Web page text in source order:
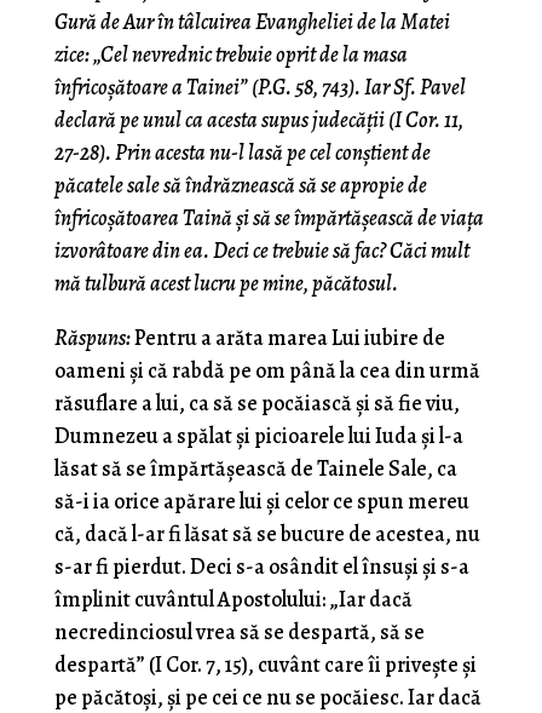
Gură de Aur în tâlcuirea Evangheliei de la Matei
zice: „Cel nevrednic trebuie oprit de la masa
înfricoşătoare a Tainei” (P.G. 58, 743). Iar Sf. Pavel
declară pe unul ca acesta supus judecăţii (I Cor. 11,
27-28).Prin acesta nu-l lasă pe cel conştient de
păcatele sale să îndrăznească să se apropie de
înfricoşătoarea Taină şi să se împărtăşească de viaţa
izvorâtoare din ea. Deci ce trebuie să fac? Căci mult
mă tulbură acest lucru pe mine, păcătosul.
Răspuns:Pentru a arăta marea Lui iubire de
oameni şi că rabdă pe om până la cea din urmă
răsuflare a lui, ca să se pocăiască şi să fie viu,
Dumnezeu a spălat şi picioarele lui Iuda şi l-a
lăsat să se împărtăşească de Tainele Sale, ca
să-i ia orice apărare lui şi celor ce spun mereu
că, dacă l-ar fi lăsat să se bucure de acestea, nu
s-ar fi pierdut. Deci s-a osândit el însuşi şi s-a
împlinit cuvântul Apostolului: „Iar dacă
necredinciosul vrea să se despartă, să se
despartă” (I Cor. 7, 15), cuvânt care îi priveşte şi
pe păcătoşi, şi pe cei ce nu se pocăiesc. Iar dacă